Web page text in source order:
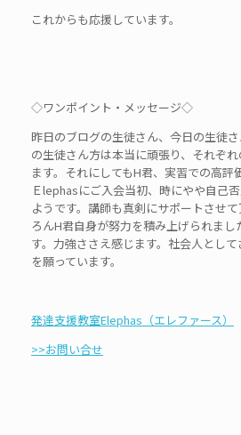
これからも応援しています。
◇ワンポイント・メッセージ◇
昨日のブログの生徒さん、今日の生徒
の生徒さん方は本当に頑張り、それぞ
ます。それにしてもH君、実習での高評
Ｅlephasにご入会当初、時にやや自己
ようです。講師も真剣にサポートさせ
ろんH君自身が努力を積み上げられまし
す。力強ささえ感じます。社会人とし
を願っています。
発達支援教室Elephas（エレファース）
>>お問い合せ